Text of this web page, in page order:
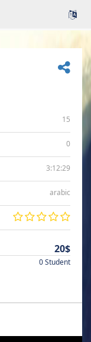
15
0
3:12:29
arabic
20$
0 Student